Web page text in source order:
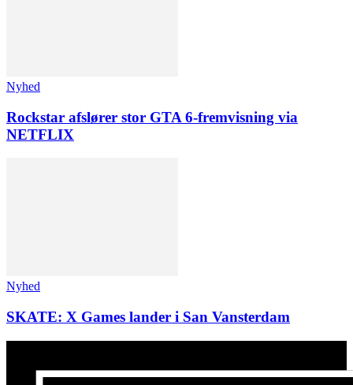
Nyhed
Rockstar afslører stor GTA 6-fremvisning via
NETFLIX
Nyhed
SKATE: X Games lander i San Vansterdam